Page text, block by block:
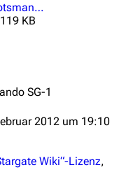
Zweiter Bootsmann (SG1 Fx02).jpg
KB
SG-1
2012 um 19:10
Wiki“-Lizenz,